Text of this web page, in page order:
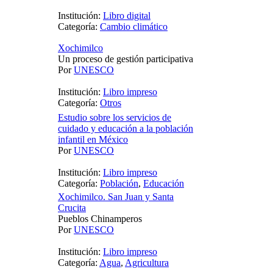
Institución: Libro digital
Categoría: Cambio climático
Xochimilco
Un proceso de gestión participativa
PorUNESCO
Institución: Libro impreso
Categoría: Otros
Estudio sobre los servicios de
cuidado y educación a la población
infantil en México
PorUNESCO
Institución: Libro impreso
Categoría: Población, Educación
Xochimilco. San Juan y Santa
Crucita
Pueblos Chinamperos
PorUNESCO
Institución: Libro impreso
Categoría: Agua, Agricultura